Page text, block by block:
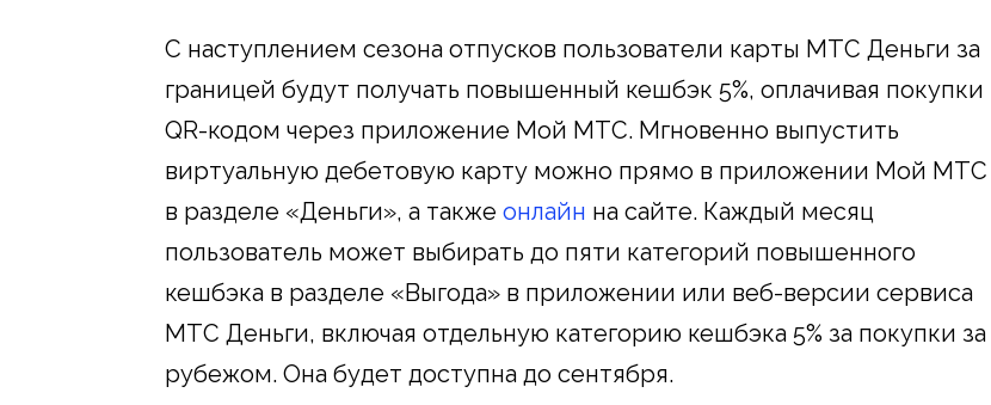
С наступлением сезона отпусков пользователи карты МТС Деньги за
границей будут получать повышенный кешбэк 5%, оплачивая покупки
QR-кодом через приложение Мой МТС. Мгновенно выпустить
виртуальную дебетовую карту можно прямо в приложении Мой МТС
в разделе «Деньги», а также онлайн на сайте. Каждый месяц
пользователь может выбирать до пяти категорий повышенного
кешбэка в разделе «Выгода» в приложении или веб-версии сервиса
МТС Деньги, включая отдельную категорию кешбэка 5% за покупки за
рубежом. Она будет доступна до сентября.